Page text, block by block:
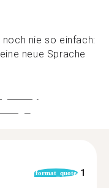
nie so einfach:
neue Sprache
format_quote 1